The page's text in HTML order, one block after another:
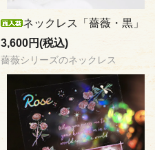
ネックレス「薔薇・黒」
3,600円(税込)
薔薇シリーズのネックレス